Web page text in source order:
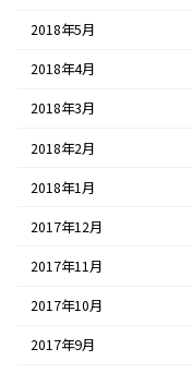
2018年5月
2018年4月
2018年3月
2018年2月
2018年1月
2017年12月
2017年11月
2017年10月
2017年9月